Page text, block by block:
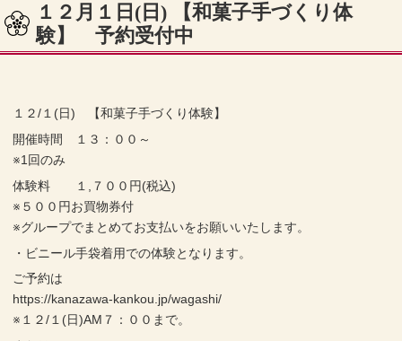
１２月１日(日) 【和菓子手づくり体
験】 予約受付中
１２/１(日) 【和菓子手づくり体験】
開催時間 １３：００～
※1回のみ
体験料 １,７００円(税込)
※５００円お買物券付
※グループでまとめてお支払いをお願いいたします。
・ビニール手袋着用での体験となります。
ご予約は
https://kanazawa-kankou.jp/wagashi/
※１２/１(日)AM７：００まで。